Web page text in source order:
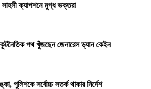
সাহসী ক্যাপশনে মুগ্ধ ভক্তরা
পথ খুঁজছেন জেনারেল ড্যান কেইন
পুলিশকে সর্বোচ্চ সতর্ক থাকার নির্দেশ